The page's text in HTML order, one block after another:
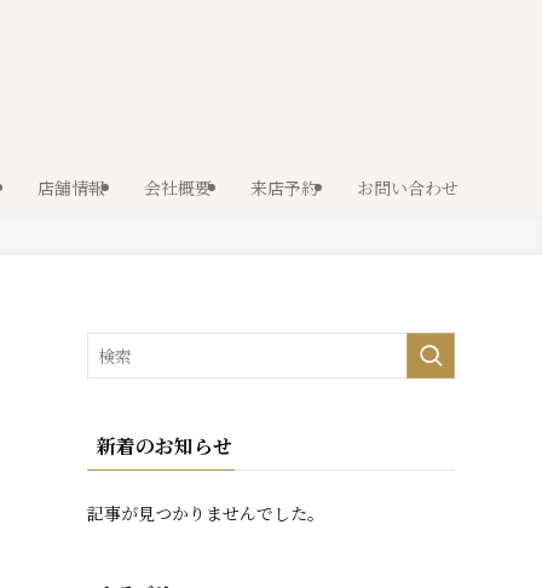
店舗情報 会社概要 来店予約 お問い合わせ
新着のお知らせ
記事が見つかりませんでした。